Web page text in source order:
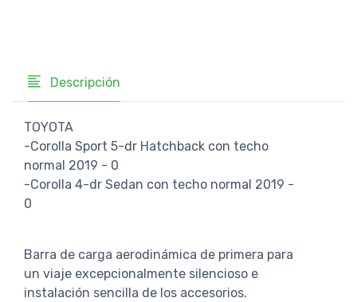
Descripción
TOYOTA
-Corolla Sport 5-dr Hatchback con techo
normal 2019 - 0
-Corolla 4-dr Sedan con techo normal 2019 -
0
Barra de carga aerodinámica de primera para
un viaje excepcionalmente silencioso e
instalación sencilla de los accesorios.